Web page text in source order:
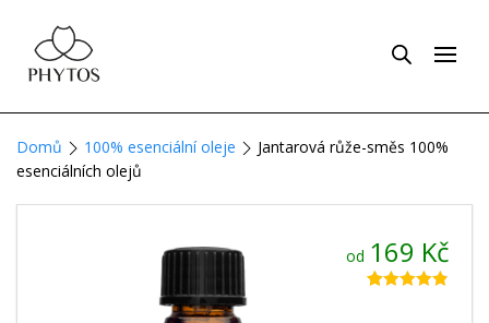
Domů 100% esenciální oleje
Jantarová růže-směs 100%
esenciálních olejů
od 169 Kč